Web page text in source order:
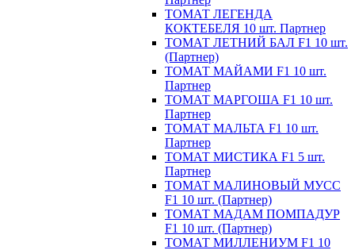
ТОМАТ ЛЕГЕНДА
КОКТЕБЕЛЯ 10 шт. Партнер
ТОМАТ ЛЕТНИЙ БАЛ F1 10 шт.
(Партнер)
ТОМАТ МАЙАМИ F1 10 шт.
Партнер
ТОМАТ МАРГОША F1 10 шт.
Партнер
ТОМАТ МАЛЬТА F1 10 шт.
Партнер
ТОМАТ МИСТИКА F1 5 шт.
Партнер
ТОМАТ МАЛИНОВЫЙ МУСС
F1 10 шт. (Партнер)
ТОМАТ МАДАМ ПОМПАДУР
F1 10 шт. (Партнер)
ТОМАТ МИЛЛЕНИУМ F1 10